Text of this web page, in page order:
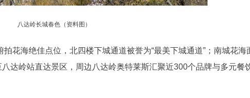
八达岭长城春色（资料图）
海绝佳点位，北四楼下城通道被誉为“最美下城通道”；南城花海
达岭站直达景区，周边八达岭奥特莱斯汇聚近300个品牌与多元餐